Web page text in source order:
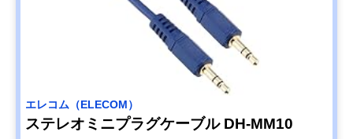
エレコム（ELECOM）
ステレオミニプラグケーブル DH-MM10